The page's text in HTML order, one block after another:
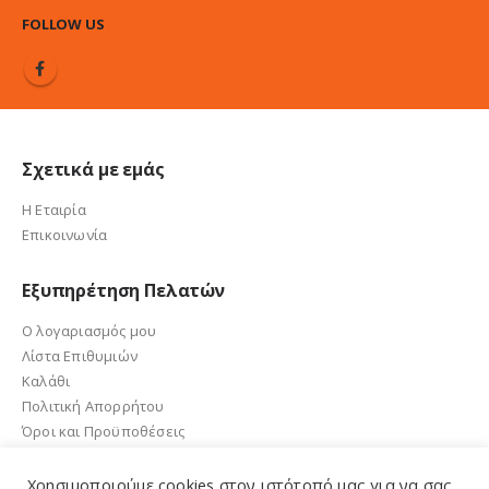
FOLLOW US
Σχετικά με εμάς
Η Εταιρία
Επικοινωνία
Εξυπηρέτηση Πελατών
Ο λογαριασμός μου
Λίστα Επιθυμιών
Καλάθι
Πολιτική Απορρήτου
Όροι και Προϋποθέσεις
Χρησιμοποιούμε cookies στον ιστότοπό μας για να σας